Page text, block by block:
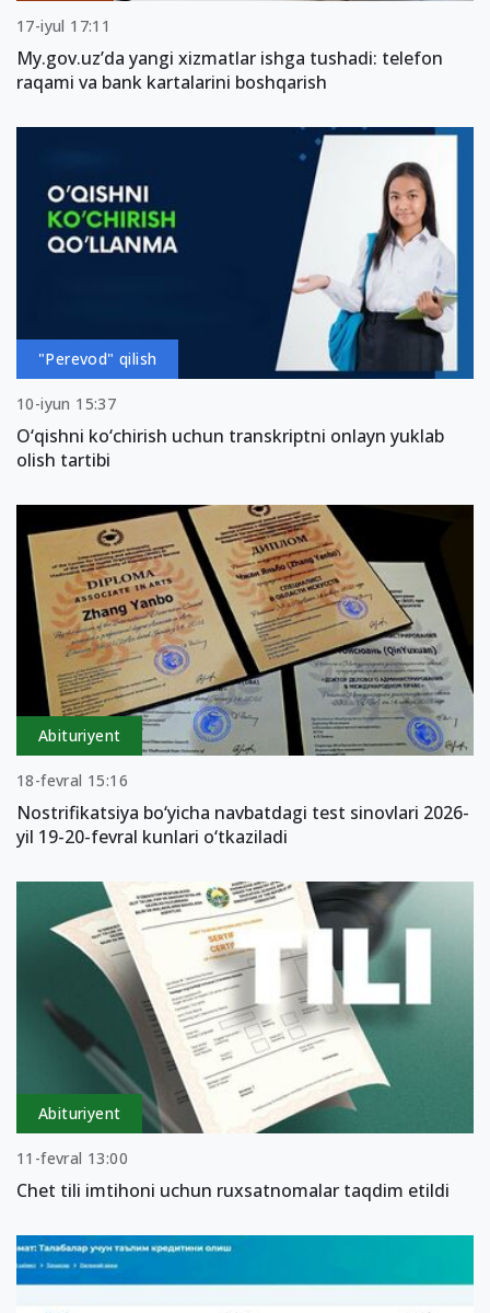
17-iyul 17:11
My.gov.uz’da yangi xizmatlar ishga tushadi: telefon
raqami va bank kartalarini boshqarish
"Perevod" qilish
10-iyun 15:37
O‘qishni ko‘chirish uchun transkriptni onlayn yuklab
olish tartibi
Abituriyent
18-fevral 15:16
Nostrifikatsiya bo‘yicha navbatdagi test sinovlari 2026-
yil 19-20-fevral kunlari o‘tkaziladi
Abituriyent
11-fevral 13:00
Chet tili imtihoni uchun ruxsatnomalar taqdim etildi